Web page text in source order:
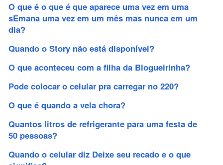
O que é o que é que aparece uma vez em uma
sEmana uma vez em um mês mas nunca em um
dia?
Quando o Story não está disponível?
O que aconteceu com a filha da Blogueirinha?
Pode colocar o celular pra carregar no 220?
O que é quando a vela chora?
Quantos litros de refrigerante para uma festa de
50 pessoas?
Quando o celular diz Deixe seu recado e o que